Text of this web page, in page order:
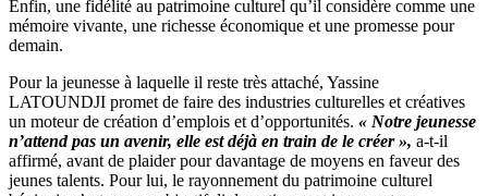
Enfin, une fidélité au patrimoine culturel qu’il considère comme une
mémoire vivante, une richesse économique et une promesse pour
demain.
Pour la jeunesse à laquelle il reste très attaché, Yassine
LATOUNDJI promet de faire des industries culturelles et créatives
un moteur de création d’emplois et d’opportunités. « Notre jeunesse
n’attend pas un avenir, elle est déjà en train de le créer », a-t-il
affirmé, avant de plaider pour davantage de moyens en faveur des
jeunes talents. Pour lui, le rayonnement du patrimoine culturel